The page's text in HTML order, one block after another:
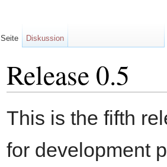
Release 0.5
This is the fifth
for development
Seite Diskussion